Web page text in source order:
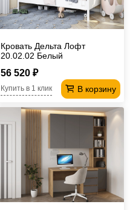
Кровать Дельта Лофт
20.02.02 Белый
56 520 ₽
В корзину
Купить в 1 клик